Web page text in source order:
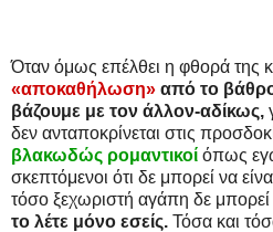
Όταν όμως επέλθει η φθορά της
«αποκαθήλωση» από το
βάζουμε με τον άλλον-αδίκως,
δεν ανταποκρίνεται στις
βλακωδώς ρομαντικοί όπως
σκεπτόμενοι ότι δε μπορεί να
τόσο ξεχωριστή αγάπη δε μπορεί
το λέτε μόνο εσείς. Τόσα και